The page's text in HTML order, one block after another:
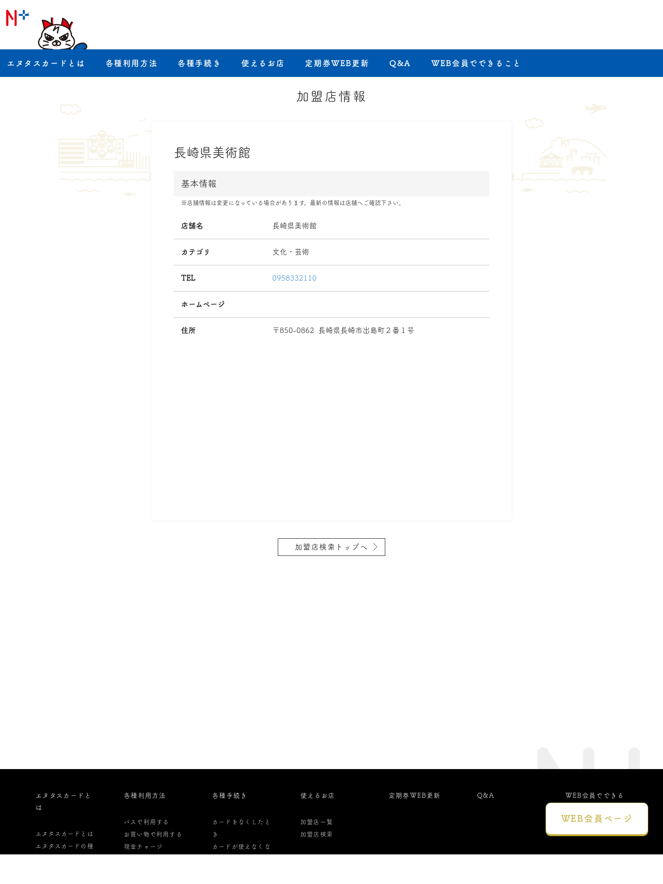
エヌタスカードとは 各種利用方法 各種手続き 使えるお店 定期券WEB更新 Q&A WEB会員でできること
WEB会員 ページ
加盟店情報
長崎県美術館
基本情報
※店舗情報は変更になっている場合があります。最新の情報は店舗へご確認下さい。
店舗名 長崎県美術館
カテゴリ 文化・芸術
TEL 0958332110
ホームページ
住所 〒850-0862 長崎県長崎市出島町２番１号
加盟店検索トップへ
エヌタスカードと
は
エヌタスカードとは
エヌタスカードの種
各種利用方法
バスで利用する
お買い物で利用する
現金チャージ
各種手続き
カードをなくしたと
き
カードが使えなくな
使えるお店
加盟店一覧
加盟店検索
定期券WEB更新 Q&A
WEB会員でできる